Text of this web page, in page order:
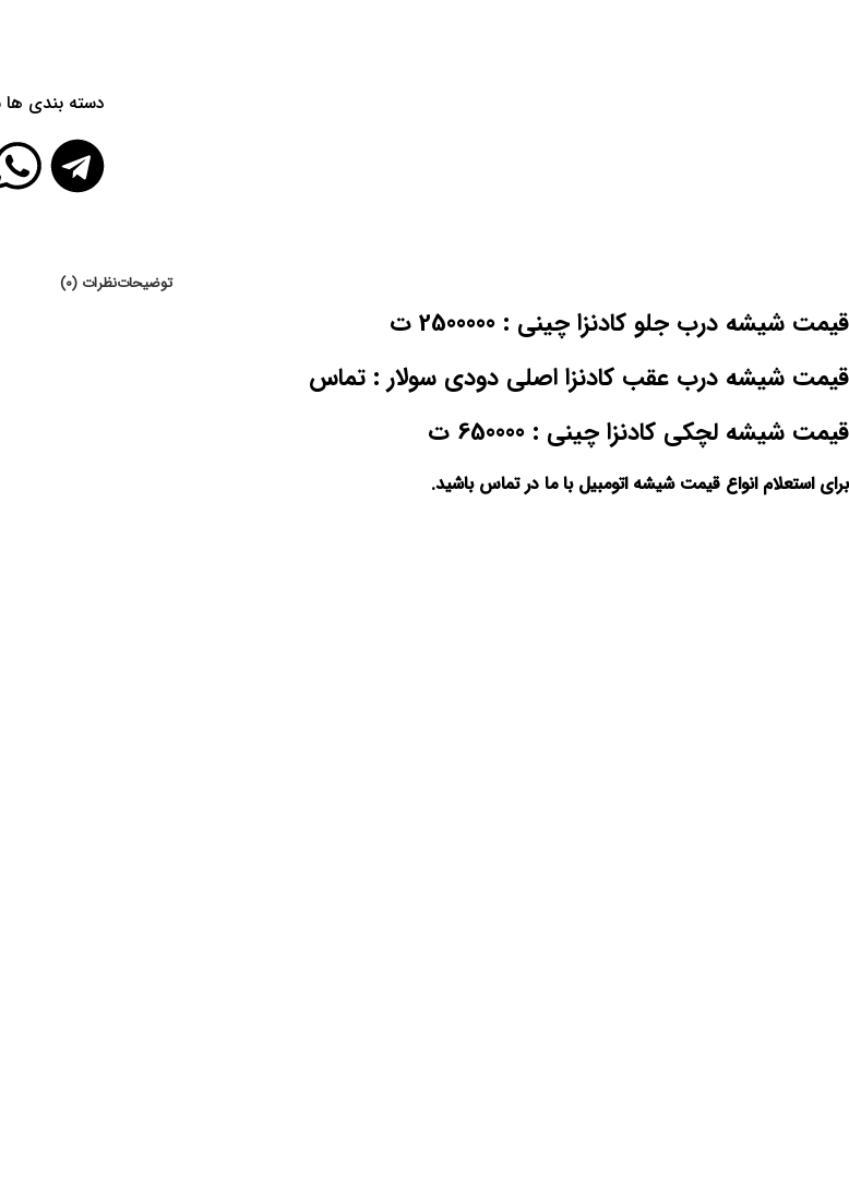
دسته بندی ها
توضیحاتنظرات (0)
قیمت شیشه درب جلو کادنزا چینی : 2500000 ت
قیمت شیشه درب عقب کادنزا اصلی دودی سولار : تماس
قیمت شیشه لچکی کادنزا چینی : 650000 ت
برای استعلام انواع قیمتشیشه اتومبیل با ما در تماس باشید.